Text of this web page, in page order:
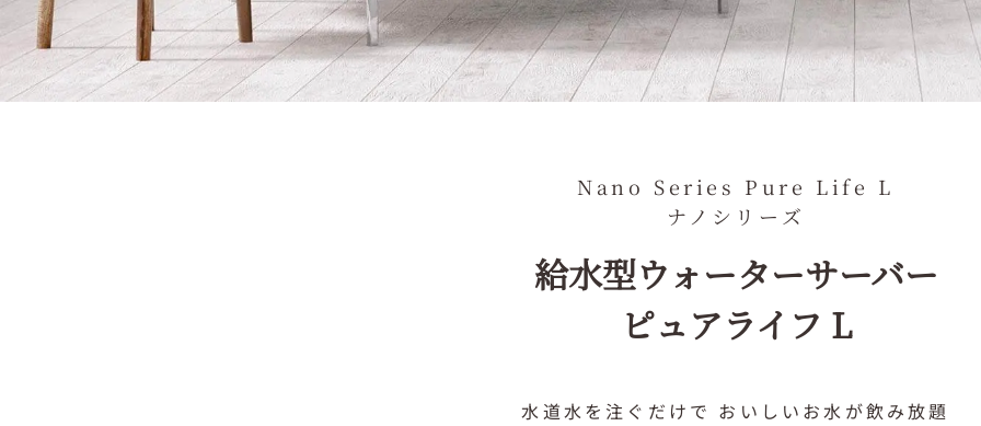
Nano Series Pure Life L
ナノシリーズ
給水型ウォーターサーバー
ピュアライフ L
水道水を注ぐだけで おいしいお水が飲み放題